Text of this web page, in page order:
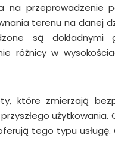
na przeprowadzenie
terenu na danej
są dokładnymi
różnicy w
które zmierzają
użytkowania.
tego typu usługę.